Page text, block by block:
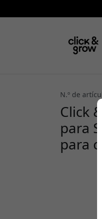
N.º de
Click
para
para